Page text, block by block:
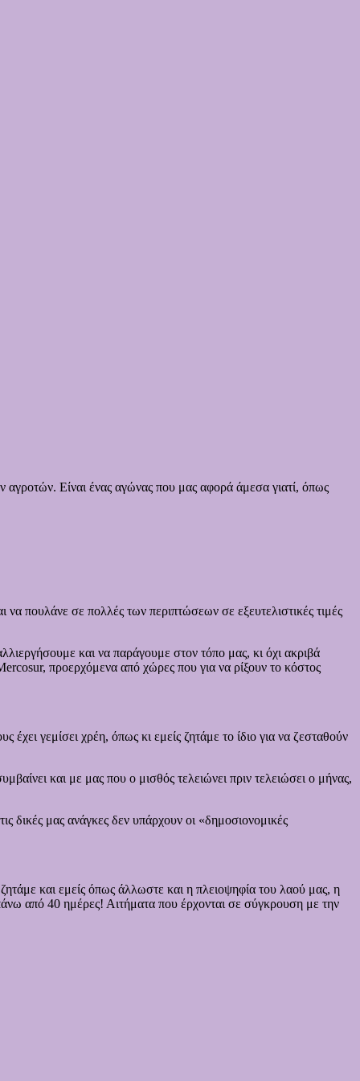
αγροτών. Είναι ένας αγώνας που μας αφορά άμεσα γιατί, όπως
πουλάνε σε πολλές των περιπτώσεων σε εξευτελιστικές τιμές
και να παράγουμε στον τόπο μας, κι όχι ακριβά
προερχόμενα από χώρες που για να ρίξουν το κόστος
γεμίσει χρέη, όπως κι εμείς ζητάμε το ίδιο για να ζεσταθούν
και με μας που ο μισθός τελειώνει πριν τελειώσει ο μήνας,
δικές μας ανάγκες δεν υπάρχουν οι «δημοσιονομικές
και εμείς όπως άλλωστε και η πλειοψηφία του λαού μας, η
από 40 ημέρες! Αιτήματα που έρχονται σε σύγκρουση με την